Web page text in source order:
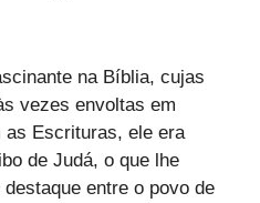
na Bíblia, cujas
vezes envoltas em
as Escrituras, ele era
de Judá, o que lhe
entre o povo de